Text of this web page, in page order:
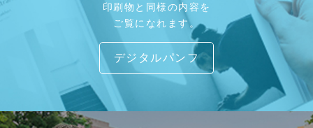
印刷物と同様の内容を
ご覧になれます。
デジタルパンフ